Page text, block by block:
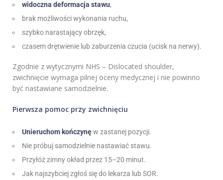
widoczna deformacja stawu,
brak możliwości wykonania ruchu,
szybko narastający obrzęk,
czasem drętwienie lub zaburzenia czucia (ucisk na nerwy).
Zgodnie z wytycznymi NHS – Dislocated shoulder,
zwichnięcie wymaga pilnej oceny medycznej i nie powinno
być nastawiane samodzielnie.
Pierwsza pomoc przy zwichnięciu
Unieruchom kończynęw zastanej pozycji.
Nie próbuj samodzielnie nastawiać stawu.
Przyłóż zimny okład przez 15–20 minut.
Jak najszybciej zgłoś się do lekarza lub SOR.